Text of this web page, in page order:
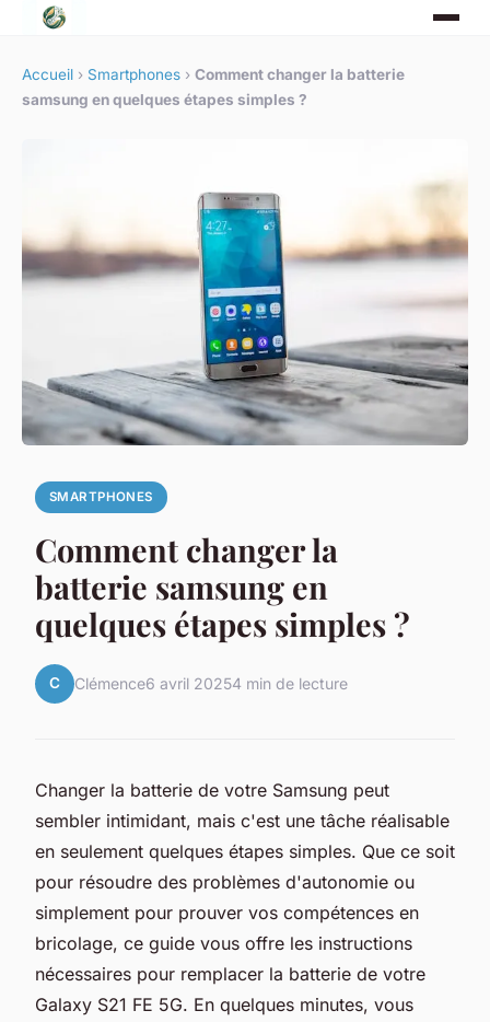
Accueil › Smartphones › Comment changer la batterie
samsung en quelques étapes simples ?
SMARTPHONES
Comment changer la
batterie samsung en
quelques étapes simples ?
C Clémence6 avril 20254 min de lecture
Changer la batterie de votre Samsung peut
sembler intimidant, mais c'est une tâche réalisable
en seulement quelques étapes simples. Que ce soit
pour résoudre des problèmes d'autonomie ou
simplement pour prouver vos compétences en
bricolage, ce guide vous offre les instructions
nécessaires pour remplacer la batterie de votre
Galaxy S21 FE 5G. En quelques minutes, vous